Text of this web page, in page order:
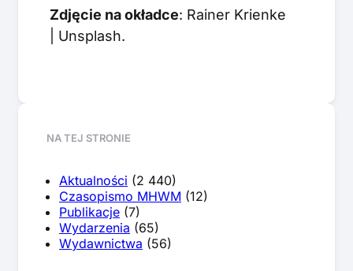
Zdjęcie na okładce: Rainer Krienke
| Unsplash.
NA TEJ STRONIE
Aktualności (2 440)
Czasopismo MHWM (12)
Publikacje (7)
Wydarzenia (65)
Wydawnictwa (56)